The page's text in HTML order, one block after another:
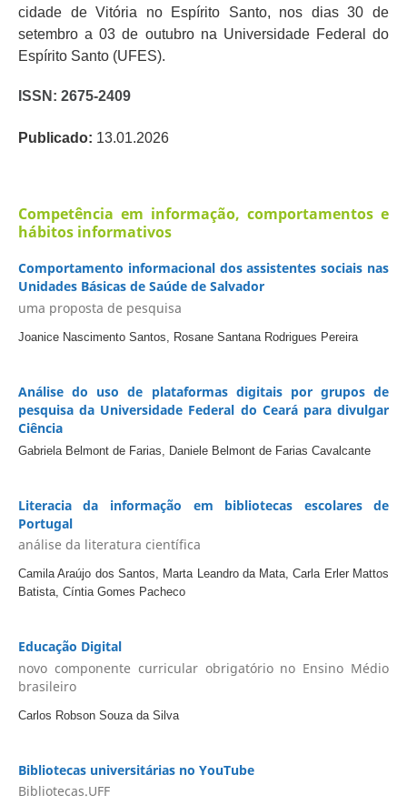
cidade de Vitória no Espírito Santo, nos dias 30 de
setembro a 03 de outubro na Universidade Federal do
Espírito Santo (UFES).
ISSN: 2675-2409
Publicado: 13.01.2026
Competência em informação, comportamentos e
hábitos informativos
Comportamento informacional dos assistentes sociais nas
Unidades Básicas de Saúde de Salvador
uma proposta de pesquisa
Joanice Nascimento Santos, Rosane Santana Rodrigues Pereira
Análise do uso de plataformas digitais por grupos de
pesquisa da Universidade Federal do Ceará para divulgar
Ciência
Gabriela Belmont de Farias, Daniele Belmont de Farias Cavalcante
Literacia da informação em bibliotecas escolares de
Portugal
análise da literatura científica
Camila Araújo dos Santos, Marta Leandro da Mata, Carla Erler Mattos
Batista, Cíntia Gomes Pacheco
Educação Digital
novo componente curricular obrigatório no Ensino Médio
brasileiro
Carlos Robson Souza da Silva
Bibliotecas universitárias no YouTube
Bibliotecas.UFF